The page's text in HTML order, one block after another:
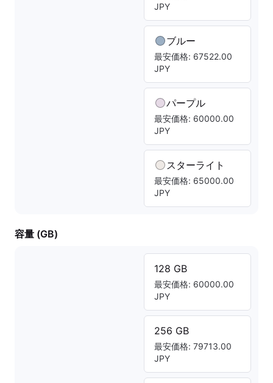
JPY
ブルー
最安価格: 67522.00
JPY
パープル
最安価格: 60000.00
JPY
スターライト
最安価格: 65000.00
JPY
容量 (GB)
128 GB
最安価格: 60000.00
JPY
256 GB
最安価格: 79713.00
JPY